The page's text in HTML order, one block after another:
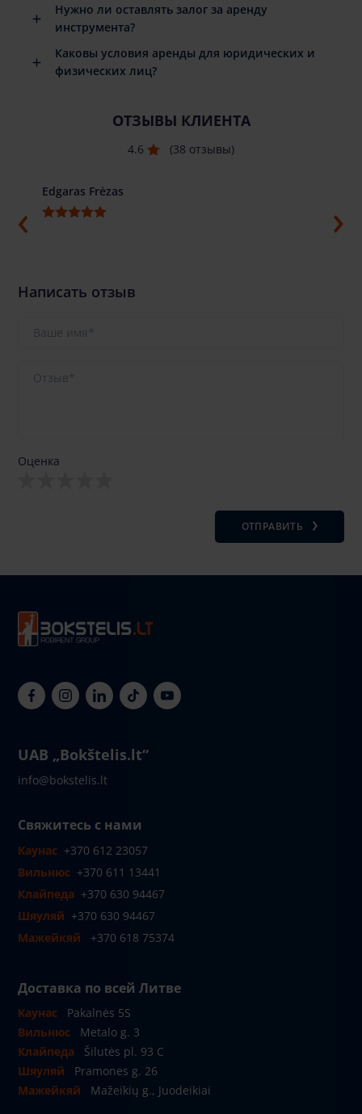
Нужно ли оставлять залог за аренду
инструмента?
Каковы условия аренды для юридических и
физических лиц?
ОТЗЫВЫ КЛИЕНТА
4.6 (38 отзывы)
Edgaras Frėzas
Написать отзыв
Оценка
ОТПРАВИТЬ
UAB „Bokštelis.lt“
info@bokstelis.lt
Свяжитесь с нами
Каунас +370 612 23057
Вильнюс +370 611 13441
Клайпеда +370 630 94467
Шяуляй +370 630 94467
Мажейкяй
+370 618 75374
Доставка по всей Литве
Каунас
Pakalnės 5S
Вильнюс
Metalo g. 3
Клайпеда
Šilutės pl. 93 C
Шяуляй
Pramones g. 26
Мажейкяй
Mažeikių g., Juodeikiai